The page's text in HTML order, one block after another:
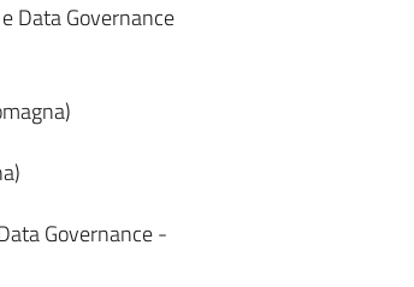
Data Governance
Governance -